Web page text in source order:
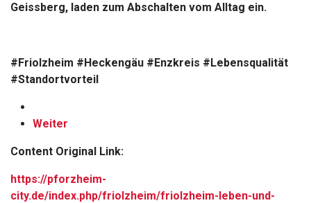
Geissberg, laden zum Abschalten vom Alltag ein.
#Friolzheim #Heckengäu #Enzkreis #Lebensqualität
#Standortvorteil
Weiter
Content Original Link:
https://pforzheim-
city.de/index.php/friolzheim/friolzheim-leben-und-